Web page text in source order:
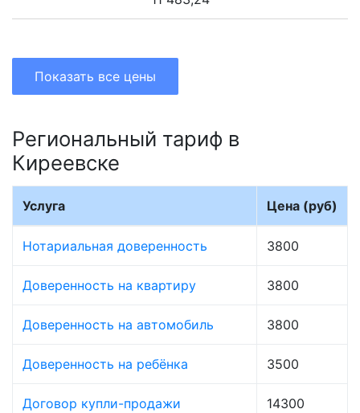
Показать все цены
Региональный тариф в
Киреевске
Услуга Цена (руб)
Нотариальная доверенность 3800
Доверенность на квартиру 3800
Доверенность на автомобиль 3800
Доверенность на ребёнка 3500
Договор купли-продажи 14300